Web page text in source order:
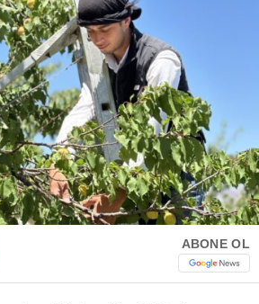
Facebook
Instagram
Youtube
TikTok
Pinterest
ABONE OL